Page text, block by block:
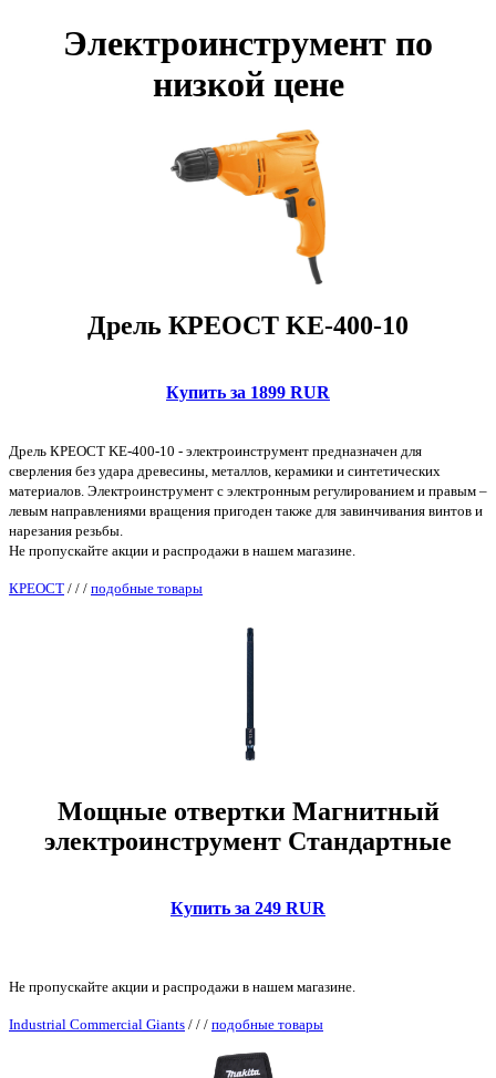
Электроинструмент по
низкой цене
Дрель КРЕОСТ KE-400-10
Купить за 1899 RUR
Дрель КРЕОСТ KE-400-10 - электроинструмент предназначен для
сверления без удара древесины, металлов, керамики и синтетических
материалов. Электроинструмент с электронным регулированием и правым –
левым направлениями вращения пригоден также для завинчивания винтов и
нарезания резьбы.
Не пропускайте акции и распродажи в нашем магазине.
КРЕОСТ / / / подобные товары
Мощные отвертки Магнитный
электроинструмент Стандартные
Купить за 249 RUR
Не пропускайте акции и распродажи в нашем магазине.
Industrial Commercial Giants / / / подобные товары